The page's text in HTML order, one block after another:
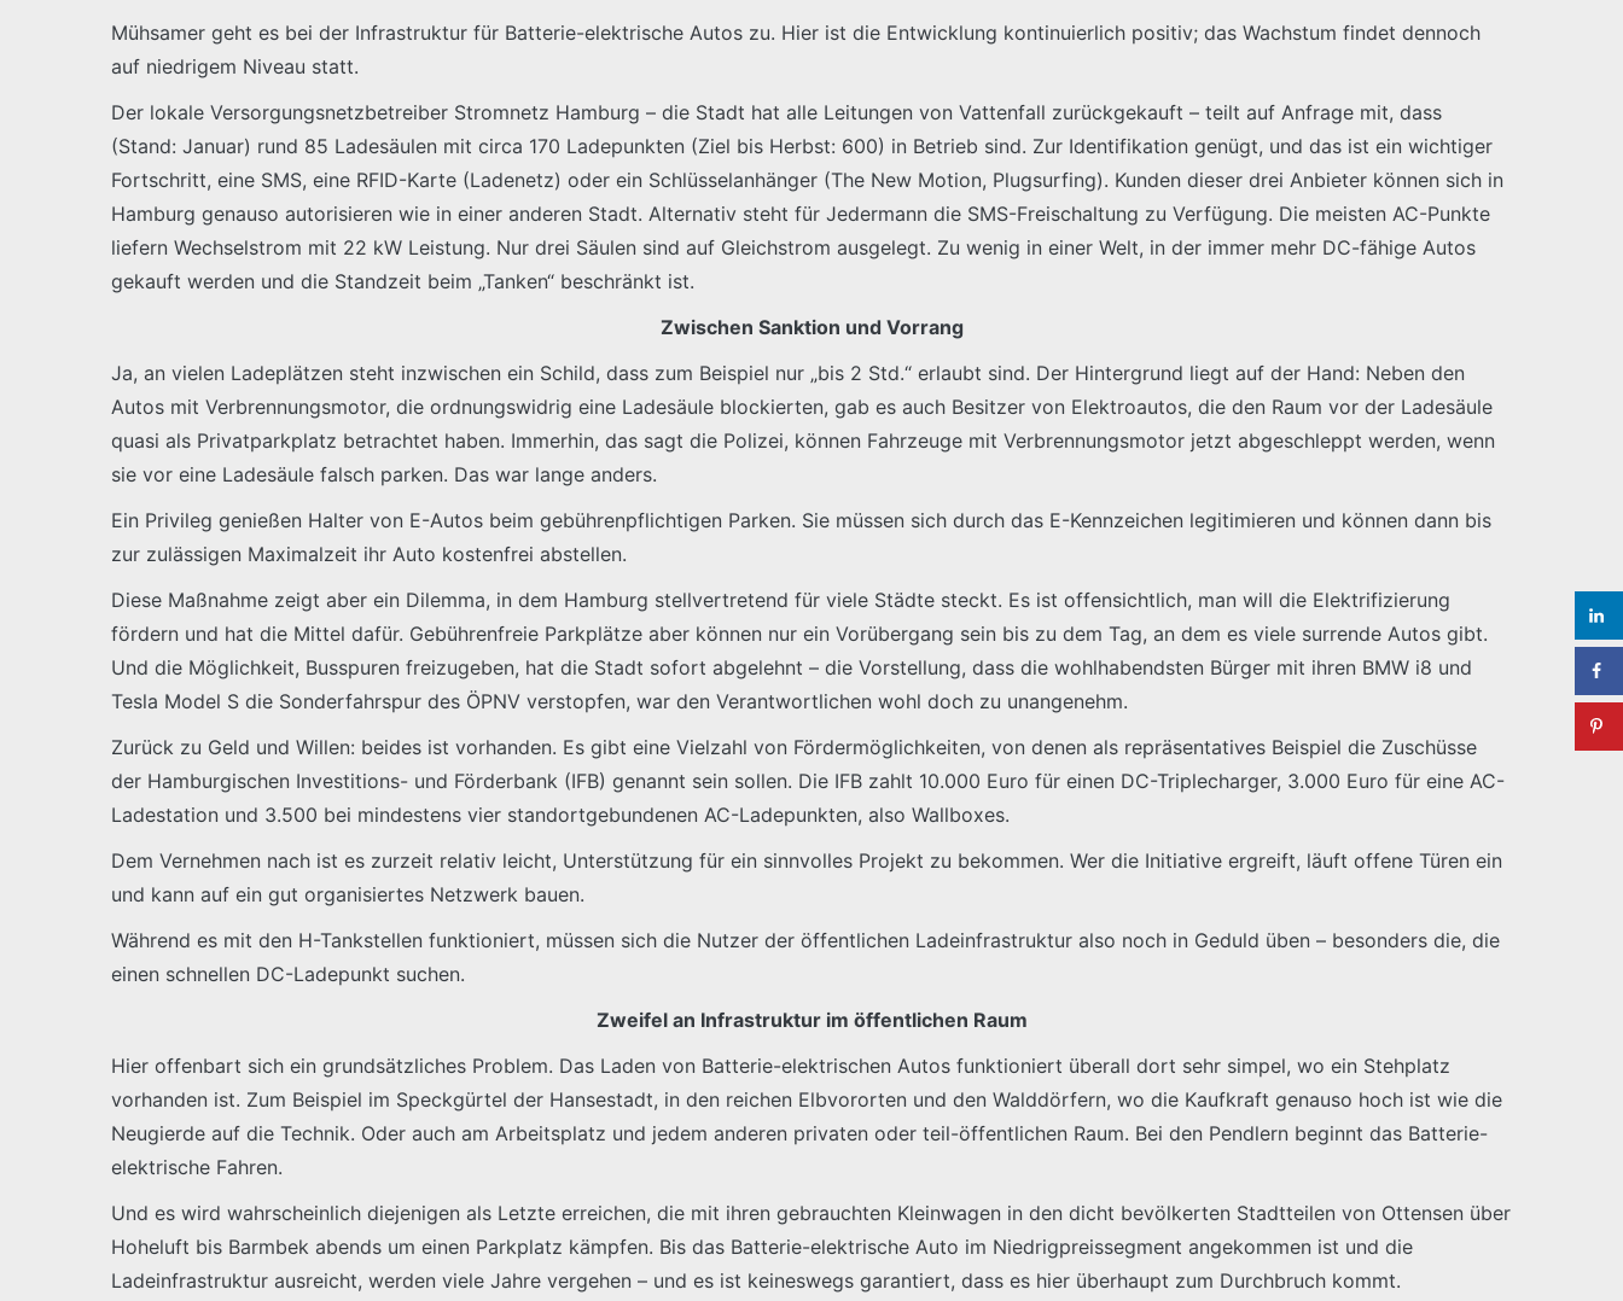
Mühsamer geht es bei der Infrastruktur für Batterie-elektrische Autos zu. Hier ist die Entwicklung kontinuierlich positiv; das Wachstum findet dennoch
auf niedrigem Niveau statt.
Der lokale Versorgungsnetzbetreiber Stromnetz Hamburg – die Stadt hat alle Leitungen von Vattenfall zurückgekauft – teilt auf Anfrage mit, dass
(Stand: Januar) rund 85 Ladesäulen mit circa 170 Ladepunkten (Ziel bis Herbst: 600) in Betrieb sind. Zur Identifikation genügt, und das ist ein wichtiger
Fortschritt, eine SMS, eine RFID-Karte (Ladenetz) oder ein Schlüsselanhänger (The New Motion, Plugsurfing). Kunden dieser drei Anbieter können sich in
Hamburg genauso autorisieren wie in einer anderen Stadt. Alternativ steht für Jedermann die SMS-Freischaltung zu Verfügung. Die meisten AC-Punkte
liefern Wechselstrom mit 22 kW Leistung. Nur drei Säulen sind auf Gleichstrom ausgelegt. Zu wenig in einer Welt, in der immer mehr DC-fähige Autos
gekauft werden und die Standzeit beim „Tanken“ beschränkt ist.
Zwischen Sanktion und Vorrang
Ja, an vielen Ladeplätzen steht inzwischen ein Schild, dass zum Beispiel nur „bis 2 Std.“ erlaubt sind. Der Hintergrund liegt auf der Hand: Neben den
Autos mit Verbrennungsmotor, die ordnungswidrig eine Ladesäule blockierten, gab es auch Besitzer von Elektroautos, die den Raum vor der Ladesäule
quasi als Privatparkplatz betrachtet haben. Immerhin, das sagt die Polizei, können Fahrzeuge mit Verbrennungsmotor jetzt abgeschleppt werden, wenn
sie vor eine Ladesäule falsch parken. Das war lange anders.
Ein Privileg genießen Halter von E-Autos beim gebührenpflichtigen Parken. Sie müssen sich durch das E-Kennzeichen legitimieren und können dann bis
zur zulässigen Maximalzeit ihr Auto kostenfrei abstellen.
Diese Maßnahme zeigt aber ein Dilemma, in dem Hamburg stellvertretend für viele Städte steckt. Es ist offensichtlich, man will die Elektrifizierung
fördern und hat die Mittel dafür. Gebührenfreie Parkplätze aber können nur ein Vorübergang sein bis zu dem Tag, an dem es viele surrende Autos gibt.
Und die Möglichkeit, Busspuren freizugeben, hat die Stadt sofort abgelehnt – die Vorstellung, dass die wohlhabendsten Bürger mit ihren BMW i8 und
Tesla Model S die Sonderfahrspur des ÖPNV verstopfen, war den Verantwortlichen wohl doch zu unangenehm.
Zurück zu Geld und Willen: beides ist vorhanden. Es gibt eine Vielzahl von Fördermöglichkeiten, von denen als repräsentatives Beispiel die Zuschüsse
der Hamburgischen Investitions- und Förderbank (IFB) genannt sein sollen. Die IFB zahlt 10.000 Euro für einen DC-Triplecharger, 3.000 Euro für eine AC-
Ladestation und 3.500 bei mindestens vier standortgebundenen AC-Ladepunkten, also Wallboxes.
Dem Vernehmen nach ist es zurzeit relativ leicht, Unterstützung für ein sinnvolles Projekt zu bekommen. Wer die Initiative ergreift, läuft offene Türen ein
und kann auf ein gut organisiertes Netzwerk bauen.
Während es mit den H-Tankstellen funktioniert, müssen sich die Nutzer der öffentlichen Ladeinfrastruktur also noch in Geduld üben – besonders die, die
einen schnellen DC-Ladepunkt suchen.
Zweifel an Infrastruktur im öffentlichen Raum
Hier offenbart sich ein grundsätzliches Problem. Das Laden von Batterie-elektrischen Autos funktioniert überall dort sehr simpel, wo ein Stehplatz
vorhanden ist. Zum Beispiel im Speckgürtel der Hansestadt, in den reichen Elbvororten und den Walddörfern, wo die Kaufkraft genauso hoch ist wie die
Neugierde auf die Technik. Oder auch am Arbeitsplatz und jedem anderen privaten oder teil-öffentlichen Raum. Bei den Pendlern beginnt das Batterie-
elektrische Fahren.
Und es wird wahrscheinlich diejenigen als Letzte erreichen, die mit ihren gebrauchten Kleinwagen in den dicht bevölkerten Stadtteilen von Ottensen über
Hoheluft bis Barmbek abends um einen Parkplatz kämpfen. Bis das Batterie-elektrische Auto im Niedrigpreissegment angekommen ist und die
Ladeinfrastruktur ausreicht, werden viele Jahre vergehen – und es ist keineswegs garantiert, dass es hier überhaupt zum Durchbruch kommt.